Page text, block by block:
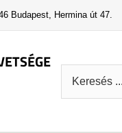
Budapest, Hermina út 47.